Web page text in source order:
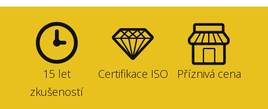
15 let
zkušeností
Certifikace ISO Příznivá cena